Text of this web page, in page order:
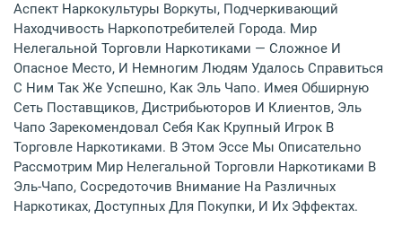
Аспект Наркокультуры Воркуты, Подчеркивающий
Находчивость Наркопотребителей Города. Мир
Нелегальной Торговли Наркотиками — Сложное И
Опасное Место, И Немногим Людям Удалось Справиться
С Ним Так Же Успешно, Как Эль Чапо. Имея Обширную
Сеть Поставщиков, Дистрибьюторов И Клиентов, Эль
Чапо Зарекомендовал Себя Как Крупный Игрок В
Торговле Наркотиками. В Этом Эссе Мы Описательно
Рассмотрим Мир Нелегальной Торговли Наркотиками В
Эль-Чапо, Сосредоточив Внимание На Различных
Наркотиках, Доступных Для Покупки, И Их Эффектах.